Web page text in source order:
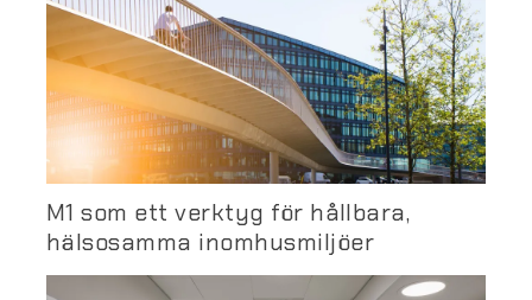
M1 som ett verktyg för hållbara,
hälsosamma inomhusmiljöer